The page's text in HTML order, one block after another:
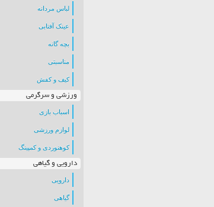
لباس مردانه
عینک آفتابی
بچه گانه
مناسبتی
کیف و کفش
ورزشی و سرگرمی
اسباب بازی
لوازم ورزشی
کوهنوردی و کمپینگ
دارویی و گیاهی
دارویی
گیاهی